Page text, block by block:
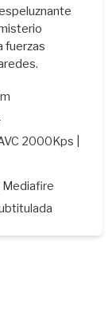
fuerzas
2000Kps |
Mediafire